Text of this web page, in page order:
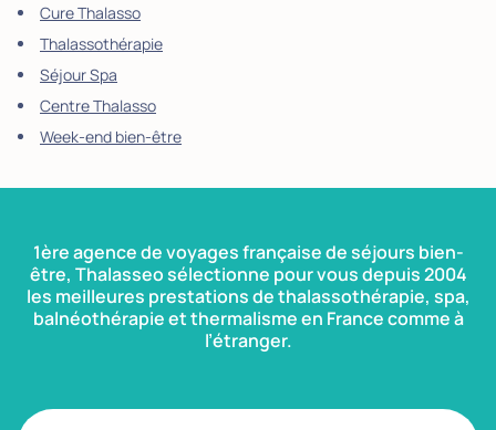
Cure Thalasso
Thalassothérapie
Séjour Spa
Centre Thalasso
Week-end bien-être
1ère agence de voyages française de séjours bien-
être, Thalasseo sélectionne pour vous depuis 2004
les meilleures prestations de thalassothérapie, spa,
balnéothérapie et thermalisme en France comme à
l’étranger.